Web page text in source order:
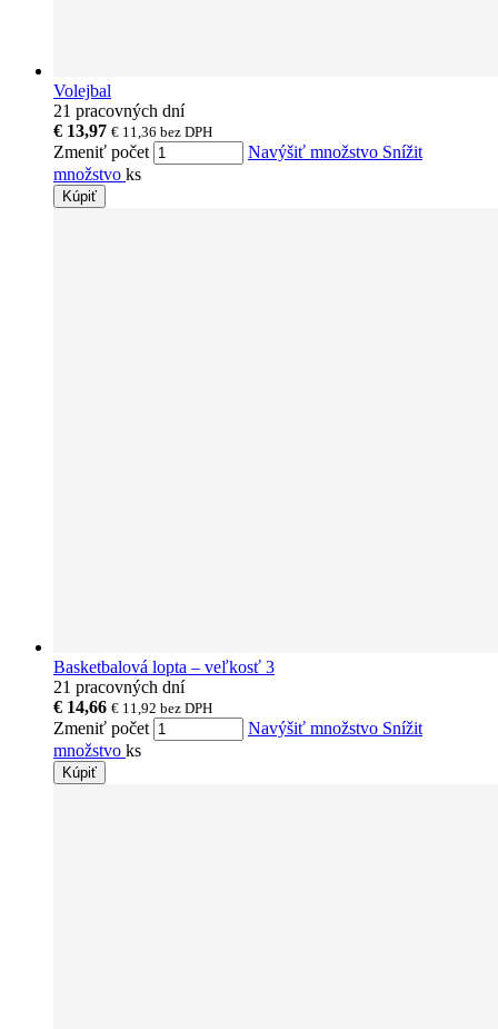
Volejbal
21 pracovných dní
€ 13,97 € 11,36 bez DPH
Zmeniť počet Navýšiť množstvo Snížit
množstvo ks
Kúpiť
Basketbalová lopta – veľkosť 3
21 pracovných dní
€ 14,66 € 11,92 bez DPH
Zmeniť počet Navýšiť množstvo Snížit
množstvo ks
Kúpiť